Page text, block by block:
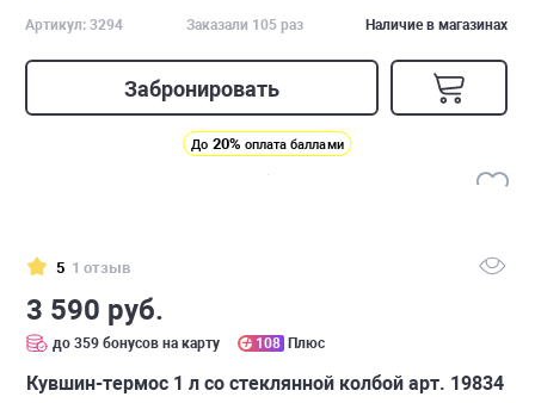
Артикул: 3294 Заказали 105 раз Наличие в магазинах
Забронировать
До 20% оплата баллами
5 1 отзыв
3 590 руб.
до 359 бонусов на карту 108 Плюс
Кувшин-термос 1 л со стеклянной колбой арт. 19834